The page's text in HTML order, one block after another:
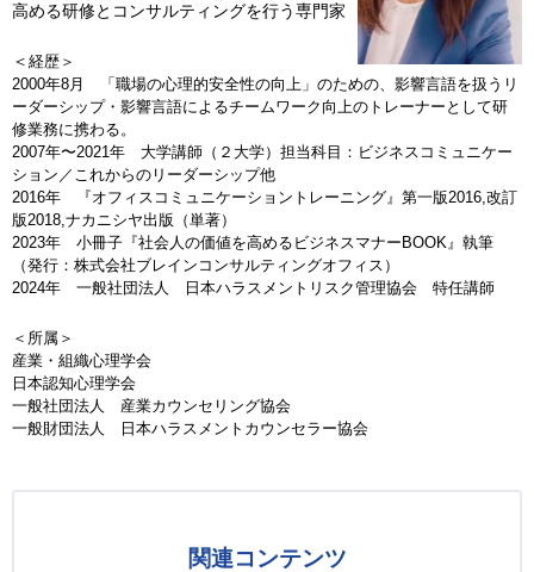
高める研修とコンサルティングを行う専門家
＜ 経歴＞
2000年8月 「職場の心理的安全性の向上」のための、影響言語を扱うリ
ーダーシップ・影響言語によるチームワーク向上のトレーナーとして研
修業務に携わる。
2007年〜2021年 大学講師（２大学）担当科目：ビジネスコミュニケー
ション／これからのリーダーシップ他
2016年 『オフィスコミュニケーショントレーニング』第一版2016,改訂
版2018,ナカニシヤ出版（単著）
2023年 小冊子『社会人の価値を高めるビジネスマナーBOOK』執筆
（発行：株式会社ブレインコンサルティングオフィス）
2024年 一般社団法人 日本ハラスメントリスク管理協会 特任講師
＜所属＞
産業・組織心理学会
日本認知心理学会
一般社団法人 産業カウンセリング協会
一般財団法人 日本ハラスメントカウンセラー協会
関連コンテンツ